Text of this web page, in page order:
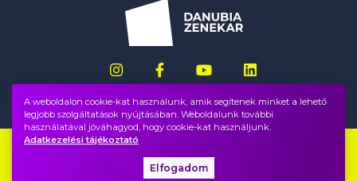
A weboldalon cookie-kat használunk, amik segítenek minket a lehető
legjobb szolgáltatások nyújtásában. Weboldalunk további
használatával jóváhagyod, hogy cookie-kat használjunk.
Adatkezelési tájékoztató
Elfogadom
Impresszum